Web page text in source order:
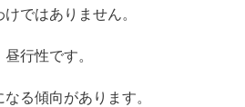
ではありません。
行性です。
る傾向があります。